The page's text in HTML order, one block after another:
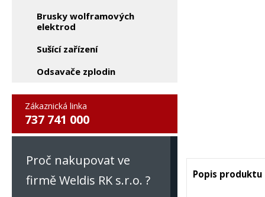
Brusky wolframových
elektrod
Sušící zařízení
Odsavače zplodin
Zákaznická linka
737 741 000
Proč nakupovat ve
firmě Weldis RK s.r.o. ?
Popis produktu